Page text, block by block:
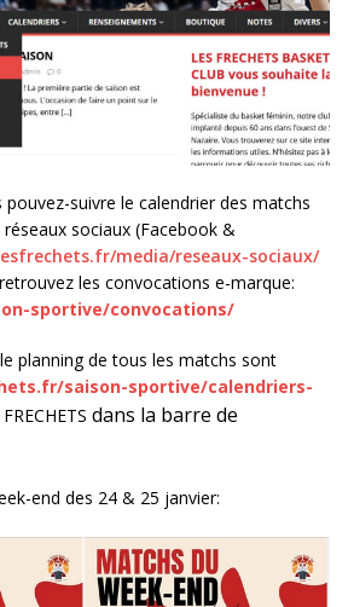
pouvez-suivre le calendrier des matchs
sociaux (Facebook &
media/reseaux-sociaux/
les convocations e-marque:
sportive/convocations/
planning de tous les matchs sont
saison-sportive/calendriers-
FRECHETS dans la barre de
end des 24 & 25 janvier: